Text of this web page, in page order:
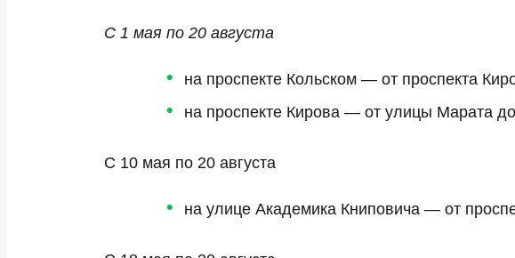
С 1 мая по 20 августа
на проспекте Кольском — от проспекта
на проспекте Кирова — от улицы Марата до
С 10 мая по 20 августа
на улице Академика Книповича — от